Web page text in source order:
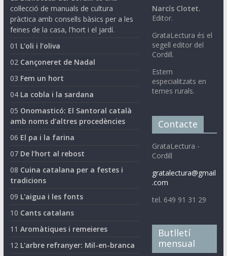
col·lecció de manuals de cultura
pràctica amb consells bàsics per a les
feines de la casa, l'hort i el jardí.
01 L’oli i l’oliva
02 Cançoneret de Nadal
03 Fem un hort
04 La cobla i la sardana
05 Onomasticó: El Santoral català
amb noms d'altres procedències
06 El pa i la farina
07 De l’hort al rebost
08 Cuina catalana per a festes i
tradicions
09 L'aigua i les fonts
10 Cants catalans
11 Aromàtiques i remeieres
12 L'arbre refranyer: Mil-en-branca
Narcís Clotet.
Editor.
GrataLectura és el
segell editor del
Cordill.
Estem
especialitzats en
temes rurals.
Contacte
GrataLectura -
Cordill
gratalectura@gmail
.com
tel. 649 91 31 29
Butlletí
mensual